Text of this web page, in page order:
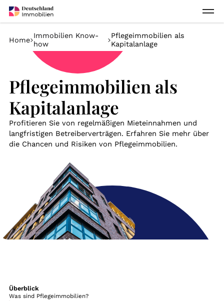
Home
Immobilien Know-
how
Pflegeimmobilien als
Kapitalanlage
Pflegeimmobilien als
Kapitalanlage
Profitieren Sie von regelmäßigen Mieteinnahmen und
langfristigen Betreiberverträgen. Erfahren Sie mehr über
die Chancen und Risiken von Pflegeimmobilien.
Überblick
Was sind Pflegeimmobilien?